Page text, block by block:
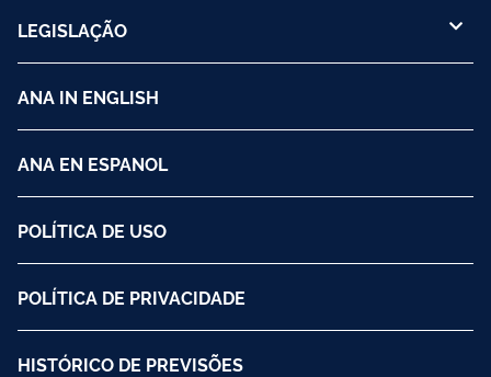
LEGISLAÇÃO
ANA IN ENGLISH
ANA EN ESPANOL
POLÍTICA DE USO
POLÍTICA DE PRIVACIDADE
HISTÓRICO DE PREVISÕES